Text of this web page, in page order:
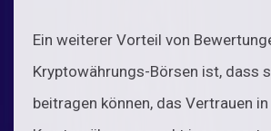
Ein weiterer Vorteil von
Kryptowährungs-Börsen ist, dass
beitragen können, das Vertrauen in